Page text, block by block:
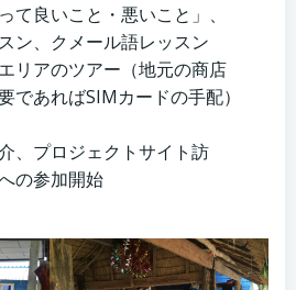
て良いこと・悪いこと」、
ン、クメール語レッスン
リアのツアー（地元の商店
であればSIMカードの手配）
、プロジェクトサイト訪
の参加開始